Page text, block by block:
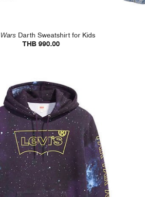
Darth Sweatshirt for Kids
THB 990.00